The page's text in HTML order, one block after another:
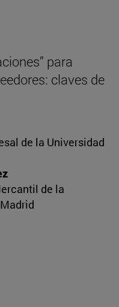
para
claves de
de la Universidad
de la